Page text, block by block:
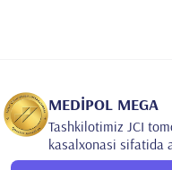
MEDİPOL MEGA
Tashkilotimiz JCI
kasalxonasi sifatida